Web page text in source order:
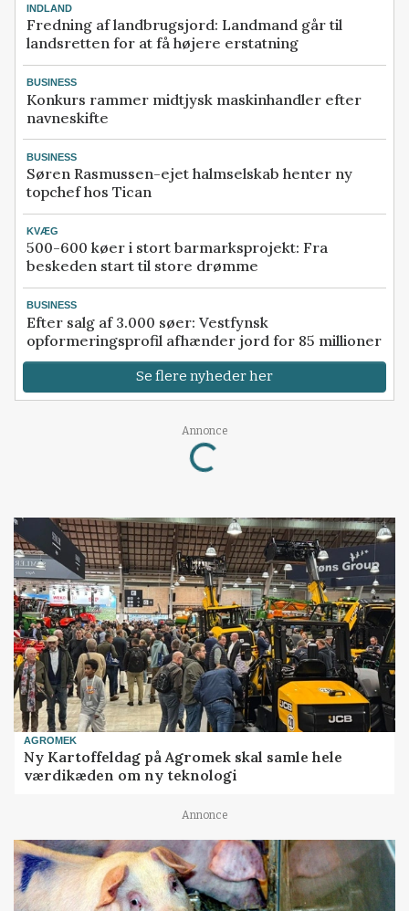
INDLAND
Fredning af landbrugsjord: Landmand går til
landsretten for at få højere erstatning
BUSINESS
Konkurs rammer midtjysk maskinhandler efter
navneskifte
BUSINESS
Søren Rasmussen-ejet halmselskab henter ny
topchef hos Tican
KVÆG
500-600 køer i stort barmarksprojekt: Fra
beskeden start til store drømme
BUSINESS
Efter salg af 3.000 søer: Vestfynsk
opformeringsprofil afhænder jord for 85 millioner
Se flere nyheder her
Annonce
Loading...
AGROMEK
Ny Kartoffeldag på Agromek skal samle hele
værdikæden om ny teknologi
Annonce